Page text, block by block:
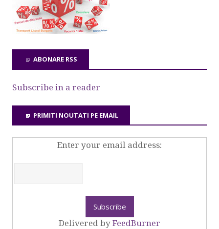
ABONARE RSS
Subscribe in a reader
PRIMITI NOUTATI PE EMAIL
Enter your email address:
Delivered by FeedBurner